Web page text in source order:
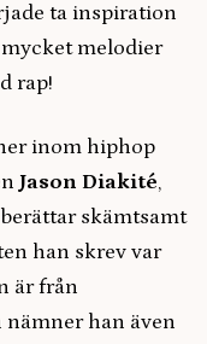
ta inspiration
melodier
rap!
inom hiphop
Jason Diakité,
skämtsamt
han skrev var
är från
han även